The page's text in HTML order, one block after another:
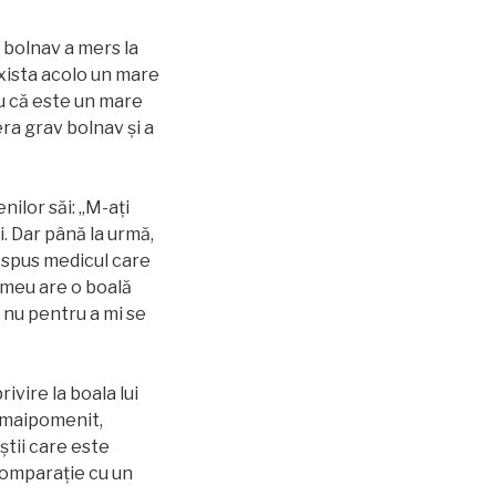
a mers la
acolo un mare
că este un mare
grav bolnav și a
săi: „M-ați
până la urmă,
medicul care
are o boală
pentru a mi se
la boala lui
care este
cu un